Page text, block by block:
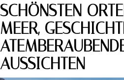
SCHÖNSTEN
MEER,
AUSSICHTEN